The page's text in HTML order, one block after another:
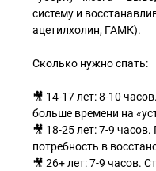
систему и
ацетилхолин, ГАМК).
Сколько нужно спать:
🎥 14-17 лет: 8-10
больше времени на
🎥 18-25 лет: 7-9
потребность в
🎥 26+ лет: 7-9 часов.